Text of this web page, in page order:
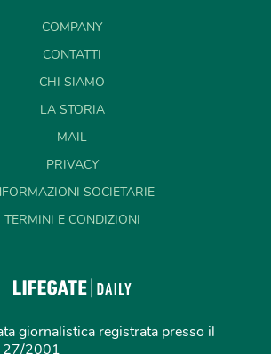
COMPANY
CONTATTI
CHI SIAMO
LA STORIA
MAIL
PRIVACY
SOCIETARIE
TERMINI E CONDIZIONI
giornalistica registrata presso il
27/2001